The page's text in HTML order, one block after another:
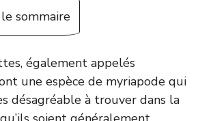
sommaire
également appelés
une espèce de myriapode qui
désagréable à trouver dans la